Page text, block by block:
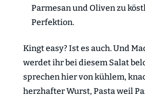
Parmesan und Oliven zu
Perfektion.
Kingt easy? Ist es auch. Und
werdet ihr bei diesem Salat
sprechen hier von kühlem,
herzhafter Wurst, Pasta weil